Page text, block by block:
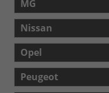
MG
Nissan
Opel
Peugeot